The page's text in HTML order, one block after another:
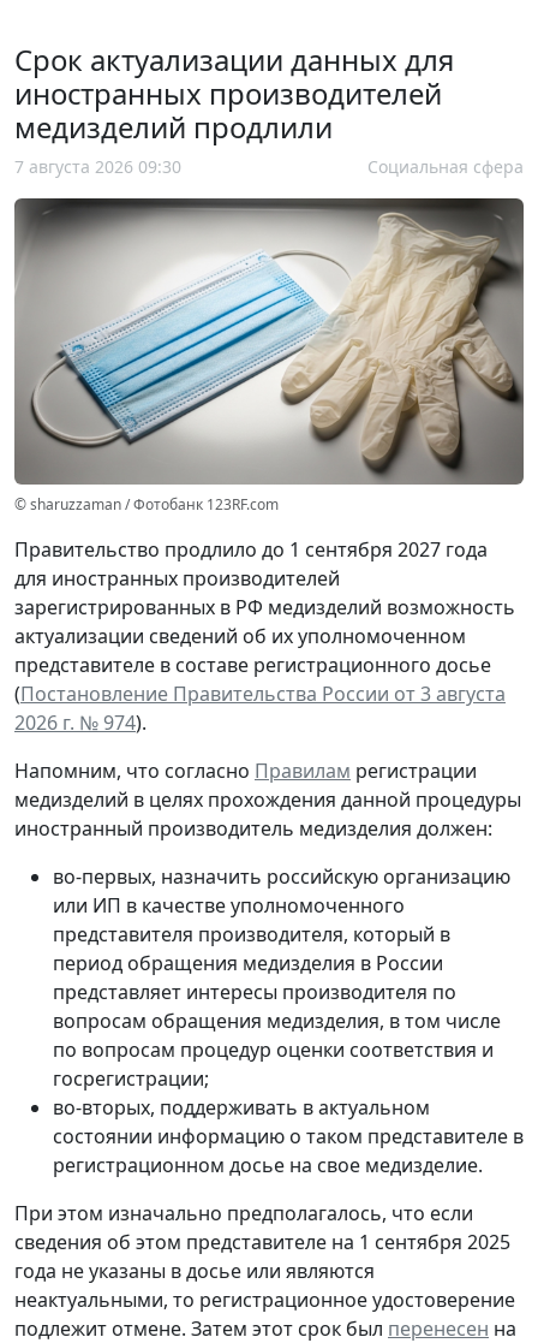
Срок актуализации данных для
иностранных производителей
медизделий продлили
7 августа 2026 09:30 Социальная сфера
© sharuzzaman / Фотобанк 123RF.com
Правительство продлило до 1 сентября 2027 года
для иностранных производителей
зарегистрированных в РФ медизделий возможность
актуализации сведений об их уполномоченном
представителе в составе регистрационного досье
(Постановление Правительства России от 3 августа
2026 г. № 974).
Напомним, что согласно Правилам регистрации
медизделий в целях прохождения данной процедуры
иностранный производитель медизделия должен:
во-первых, назначить российскую организацию
или ИП в качестве уполномоченного
представителя производителя, который в
период обращения медизделия в России
представляет интересы производителя по
вопросам обращения медизделия, в том числе
по вопросам процедур оценки соответствия и
госрегистрации;
во-вторых, поддерживать в актуальном
состоянии информацию о таком представителе в
регистрационном досье на свое медизделие.
При этом изначально предполагалось, что если
сведения об этом представителе на 1 сентября 2025
года не указаны в досье или являются
неактуальными, то регистрационное удостоверение
подлежит отмене. Затем этот срок был перенесен на